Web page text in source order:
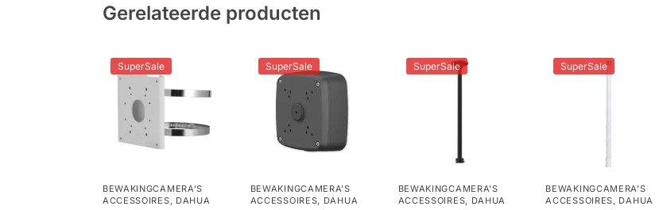
Gerelateerde producten
SuperSale
BEWAKINGCAMERA'S
ACCESSOIRES
DAHUA
SuperSale
BEWAKINGCAMERA'S
ACCESSOIRES
DAHUA
SuperSale
BEWAKINGCAMERA'S
ACCESSOIRES
DAHUA
SuperSale
BEWAKINGCAMERA'S
ACCESSOIRES
DAHUA